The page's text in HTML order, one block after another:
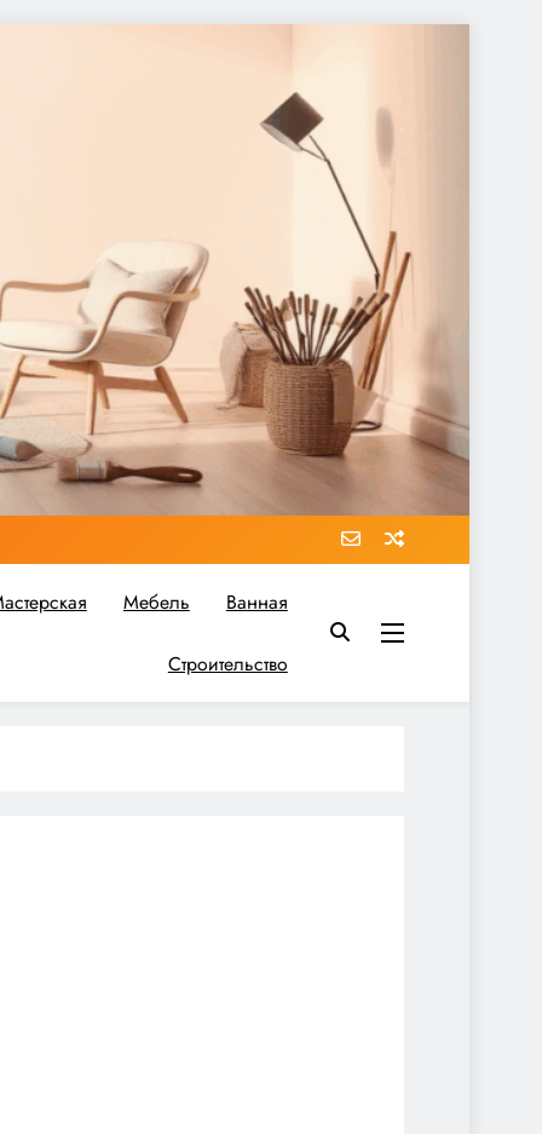
найдете все необходимое для реализации своих идей!
Мебель Ванная
Строительство